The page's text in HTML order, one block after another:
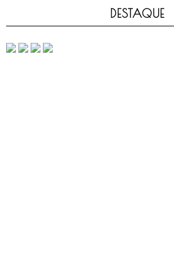
DESTAQUE